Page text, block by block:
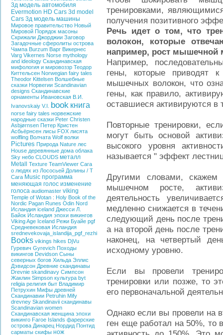
3д модель автомобиля
Evermotion HD Cars 3d model
Cars 3д модель машины
Мировое правительство Новый
Мировой Порядок масоны
Скрижали Джорджии Заговор
Загадочные сферолиты острова
Чампа Burzum Варг Викернес
Varg Vikernes Norse mythology
and ideology Скандинавская
мифология и мировоззр Теодор
Киттельсен Norwegian fairy tales
Theodor Kittelsen Волшебные
сказки Норвегии Scandinavian
designs Скандинавские
орнаменты Ивановская В.И.
Ivanovskaiy V.I.
book книга
norse fairy tales норвежские
народные сказки Peter Christen
Asbjørnsen Петер Кристен
Асбьёрнсен лисы FOX лисята
wolfling Волчата Wolf волки
Pictures Природа Nature лес
House деревянные дома облака
Sky небо CLOUDS металл
Metall
Texture TeamViewer Сага
о людях из Лососьей Долины / T
Сага Music программа
меняющая голос изменение
голоса audiomaster viking
Temple of Wotan : Holy Book of the
Nordic Pagan Runes Odin Nord
Исландия iceland Джесси Л.
Байок Исландия эпохи викингов
Viking Age Iceland Режи Буайе pgf
Средневековая Исландия
srednevekovaja_islandija_pgf_rezhi
Books vikings hikes DjVu
Гуревич Gyrevich Походы
викингов Devidson Сыны
северных богов Хильда Эллис
Дэвидсон Древние скандинавы
Drevnie skandinavy Симпсон
Жаклин Simpson культура byt
religia религия быт Владимир
Петрухин Мифы древней
Скандинавии Petruhin Mify
drevney Skandinavii скандинавы
Scandinavian women
Скандинавская женщина эпохи
викинго Faroe Islands фарерские
острова Динарец Нордид Понтид
сарматы скифы нож
тренировками,
получения позитивного
Речь идет о том, что
волокон, которые
например, рост мышечной
Например,
гены, которые приводят
мышечных волокон, что
гены, как правило,
оставшиеся активируются в
Повторные тренировки,
могут быть основой
высокого уровня
называется " эффект
Другими словами, скажем
мышечном росте,
деятельность
медленно снижается в
следующий день после
а на второй день после
наконец, на четвертый
исходному уровню.
Если вы провели
тренировки или позже, то
его первоначальной
Однако если вы провели на
ген еще работал на 50%, то